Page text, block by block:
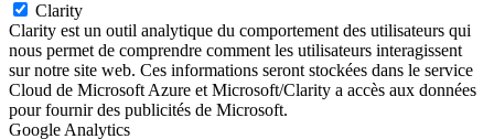
Clarity
Clarity est un outil analytique du comportement des utilisateurs qui
nous permet de comprendre comment les utilisateurs interagissent
sur notre site web. Ces informations seront stockées dans le service
Cloud de Microsoft Azure et Microsoft/Clarity a accès aux données
pour fournir des publicités de Microsoft.
Google Analytics